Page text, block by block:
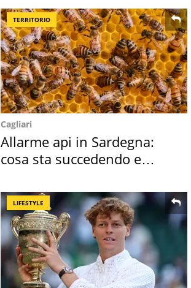
TERRITORIO
Cagliari
Allarme api in Sardegna:
cosa sta succedendo e
LIFESTYLE